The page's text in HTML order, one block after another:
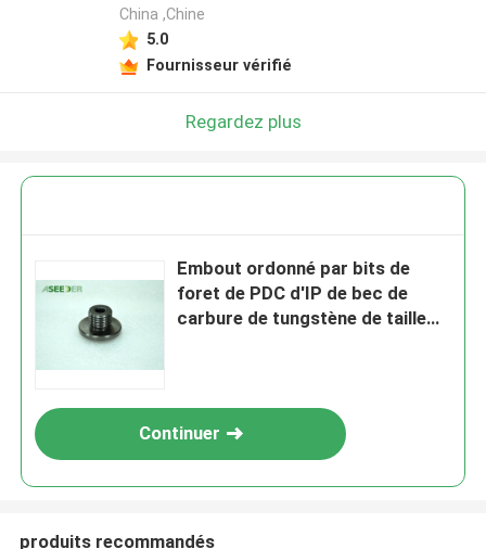
China ,Chine
5.0
Fournisseur vérifié
Regardez plus
Embout ordonné par bits de
foret de PDC d'IP de bec de
carbure de tungstène de taille
Continuer
produits recommandés